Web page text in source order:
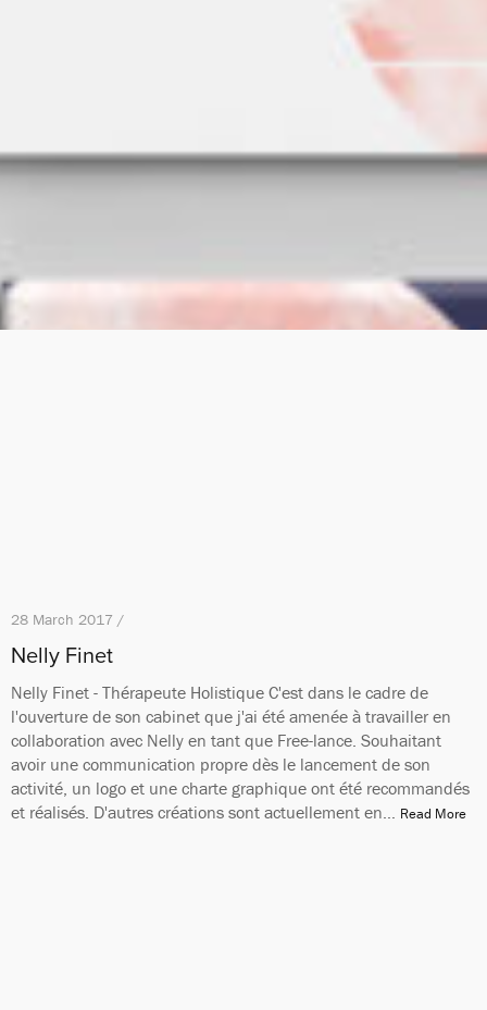
28 March 2017 /
Nelly Finet
Nelly Finet - Thérapeute Holistique C'est dans le cadre de
l'ouverture de son cabinet que j'ai été amenée à travailler en
collaboration avec Nelly en tant que Free-lance. Souhaitant
avoir une communication propre dès le lancement de son
activité, un logo et une charte graphique ont été recommandés
et réalisés. D'autres créations sont actuellement en… Read More